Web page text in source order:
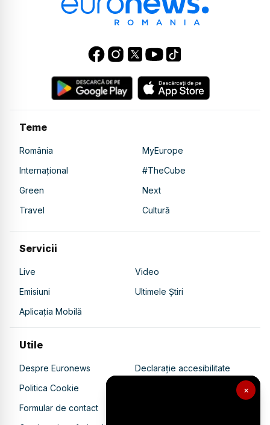
×
Teme
România
MyEurope
Internațional
#TheCube
Green
Next
Travel
Cultură
Servicii
Live
Video
Emisiuni
Ultimele Știri
Aplicația Mobilă
Utile
Despre Euronews
Declarație accesibilitate
Politica Cookie
Politica de confidențialitate
Formular de contact